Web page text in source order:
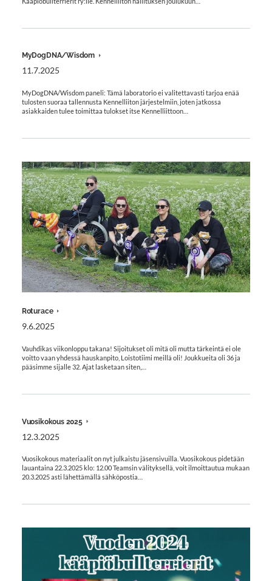
MyDogDNA/Wisdom
11.7.2025
MyDogDNA/Wisdom paneli: Tämä laboratorio ei valitettavasti tarjoa enää
tulosten suoraa tallennusta Kennelliiton järjestelmiin, joten jatkossa
asiakkaiden tulee toimittaa tulokset itse Kennelliittoon…
Roturace
9.6.2025
Vauhdikas viikonloppu takana! Sijoitukset oli mitä oli mutta tärkeintä ei ole
voitto vaan yhdessä hauskanpito, Loistotiimi meillä oli! Joukkueita oli 36 ja
pääsimme sijalle 32. Ajat lasketaan siten,…
Vuosikokous 2025
12.3.2025
Vuosikokous materiaalit on nyt julkaistu jäsensivuilla. Vuosikokous pidetään
lauantaina 22.3.2025 klo: 12.00 Teamsin välityksellä, voit ilmoittautua mukaan
20.3.2025 asti lähettämällä sähköpostia…